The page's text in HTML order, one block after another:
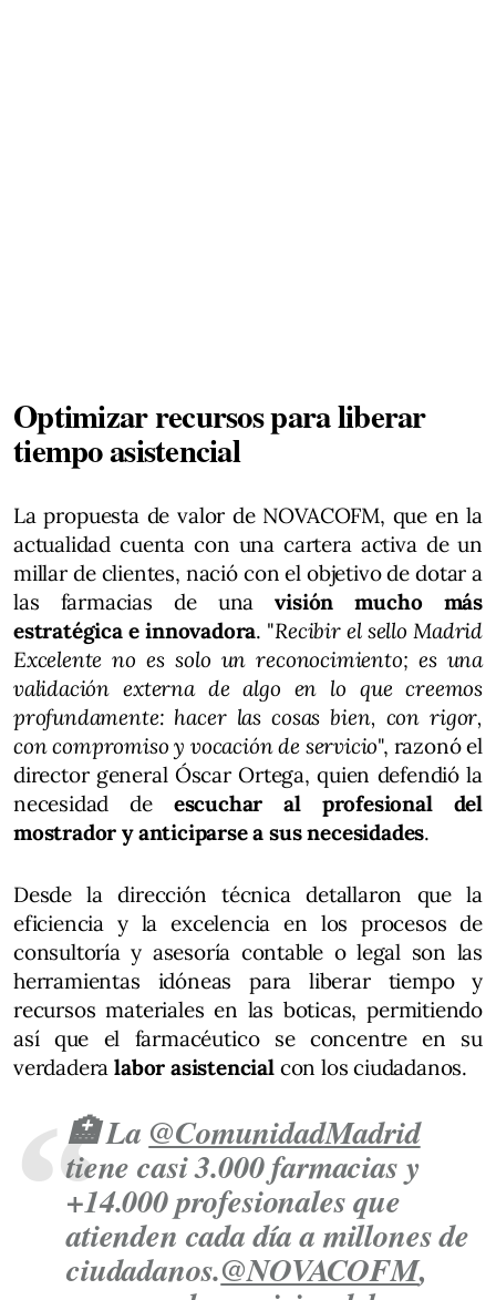
Optimizar recursos para liberar
tiempo asistencial
La propuesta de valor de NOVACOFM, que en la
actualidad cuenta con una cartera activa de un
millar de clientes, nació con el objetivo de dotar a
las farmacias de unavisión mucho más
estratégica e innovadora. "Recibir el sello Madrid
Excelente no es solo un reconocimiento; es una
validación externa de algo en lo que creemos
profundamente: hacer las cosas bien, con rigor,
con compromiso y vocación de servicio", razonó el
director general Óscar Ortega, quien defendió la
necesidad de escuchar al profesional del
mostrador y anticiparse a sus necesidades.
Desde la dirección técnica detallaron que la
eficiencia y la excelencia en los procesos de
consultoría y asesoría contable o legal son las
herramientas idóneas para liberar tiempo y
recursos materiales en las boticas, permitiendo
así que el farmacéutico se concentre en su
verdadera labor asistencialcon los ciudadanos.
🏥 La @ComunidadMadrid
tiene casi 3.000 farmacias y
+14.000 profesionales que
atienden cada día a millones de
ciudadanos.@NOVACOFM,